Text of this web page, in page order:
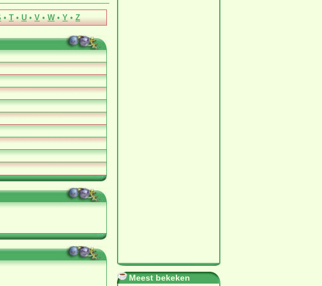
• T • U • V • W • Y • Z
Meest bekeken